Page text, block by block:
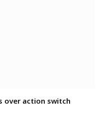
over action switch